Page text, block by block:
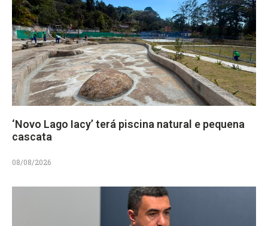
‘Novo Lago Iacy’ terá piscina natural e pequena
cascata
08/08/2026